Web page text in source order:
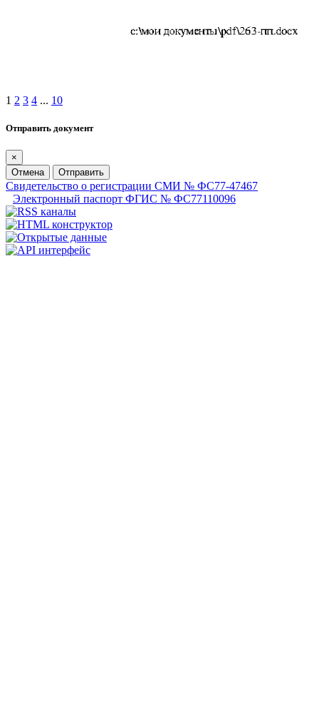
1 2 3 4 ... 10
Отправить документ
×
Отмена
Отправить
Свидетельство о регистрации СМИ № ФС77-47467
Электронный паспорт ФГИС № ФС77110096